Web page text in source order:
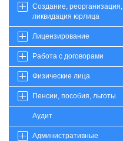
Создание, реорганизация,
ликвидация юрлица
Лицензирование
Работа с договорами
Физические лица
Пенсии, пособия, льготы
Аудит
Административные